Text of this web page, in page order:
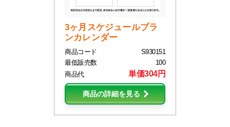
3ヶ月スケジュールプラ
ンカレンダー
商品コード
S930151
最低販売数
100
商品代
単価304円
商品の詳細を見る